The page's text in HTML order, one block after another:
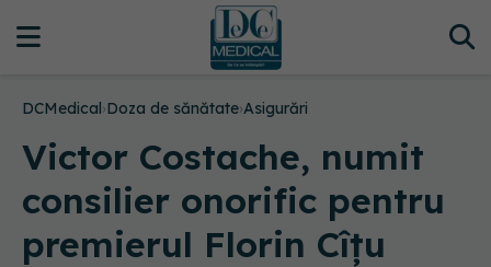
DCMedical›Doza de sănătate›Asigurări
Victor Costache, numit
consilier onorific pentru
premierul Florin Cîțu